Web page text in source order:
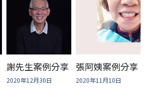
謝先生案例分享
2020年12月30日
張阿姨案例分享
2020年11月10日